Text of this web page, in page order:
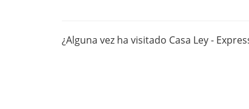
¿Alguna vez ha visitado Casa Ley -